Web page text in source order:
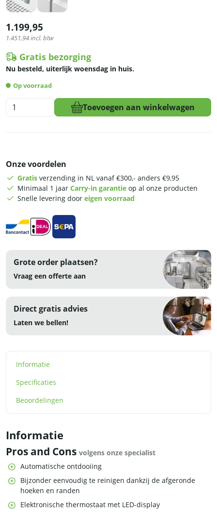
1.199,95
1.451,94incl. btw
Gratis bezorging
Nu besteld, uiterlijk woensdag in huis.
Op voorraad
HCB
Vrieswerkbank
179,5
cm
230V
aantal
Toevoegen aan winkelwagen
Onze voordelen
Gratis verzending in NL vanaf €300,- anders €9,95
Minimaal 1 jaar Carry-in garantie op al onze producten
Snelle levering door eigen voorraad
Grote order plaatsen?
Vraag een offerte aan
Direct gratis advies
Laten we bellen!
Informatie
Specificaties
Beoordelingen
Informatie
Pros and Cons volgens onze specialist
Automatische ontdooiing
Bijzonder eenvoudig te reinigen dankzij de afgeronde
hoeken en randen
Elektronische thermostaat met LED-display